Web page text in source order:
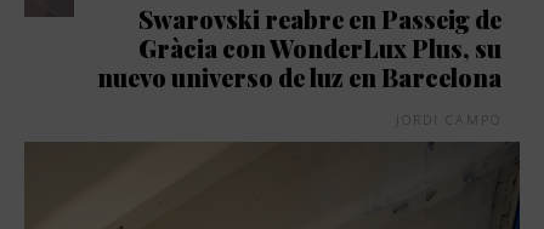
Swarovski reabre en Passeig de
Gràcia con WonderLux Plus, su
nuevo universo de luz en Barcelona
JORDI CAMPO